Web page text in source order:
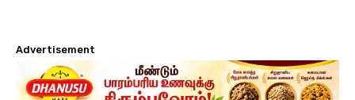
Advertisement